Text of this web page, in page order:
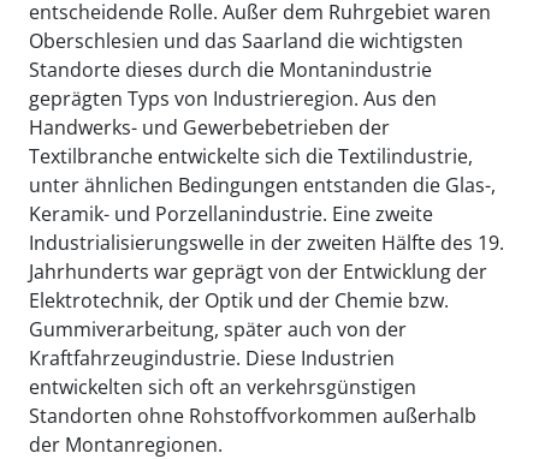
entscheidende Rolle. Außer dem Ruhrgebiet waren
Oberschlesien und das Saarland die wichtigsten
Standorte dieses durch die Montanindustrie
geprägten Typs von Industrieregion. Aus den
Handwerks- und Gewerbebetrieben der
Textilbranche entwickelte sich die Textilindustrie,
unter ähnlichen Bedingungen entstanden die Glas-,
Keramik- und Porzellanindustrie. Eine zweite
Industrialisierungswelle in der zweiten Hälfte des 19.
Jahrhunderts war geprägt von der Entwicklung der
Elektrotechnik, der Optik und der Chemie bzw.
Gummiverarbeitung, später auch von der
Kraftfahrzeugindustrie. Diese Industrien
entwickelten sich oft an verkehrsgünstigen
Standorten ohne Rohstoffvorkommen außerhalb
der Montanregionen.